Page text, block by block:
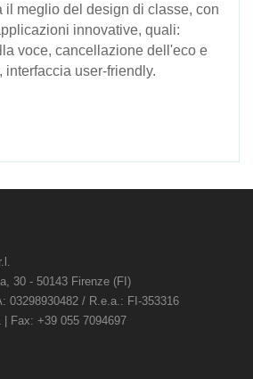
il meglio del design di classe, con
innovative, quali:
voce, cancellazione dell'eco e
interfaccia user-friendly.
30 - 50143 Firenze (FI)
03298930482 / R.e.a.: FI-353316
| Fax: +39 055 7094697